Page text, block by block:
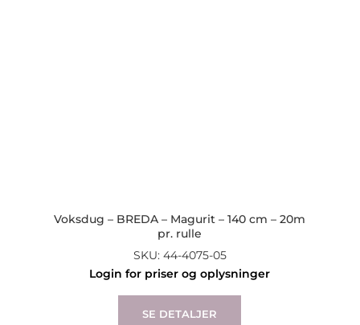
Voksdug – BREDA – Magurit – 140 cm – 20m
pr. rulle
SKU: 44-4075-05
Login for priser og oplysninger
SE DETALJER